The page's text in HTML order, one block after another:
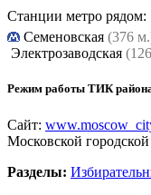
Станции метро рядом:
Cеменовская (376
Электрозаводская
Режим работы ТИК
Сайт:
Московской
Разделы: